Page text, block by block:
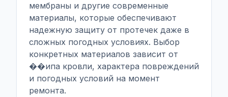
мембраны и другие современные
материалы, которые обеспечивают
надежную защиту от протечек даже в
сложных погодных условиях. Выбор
конкретных материалов зависит от
��ипа кровли, характера повреждений
и погодных условий на момент
ремонта.